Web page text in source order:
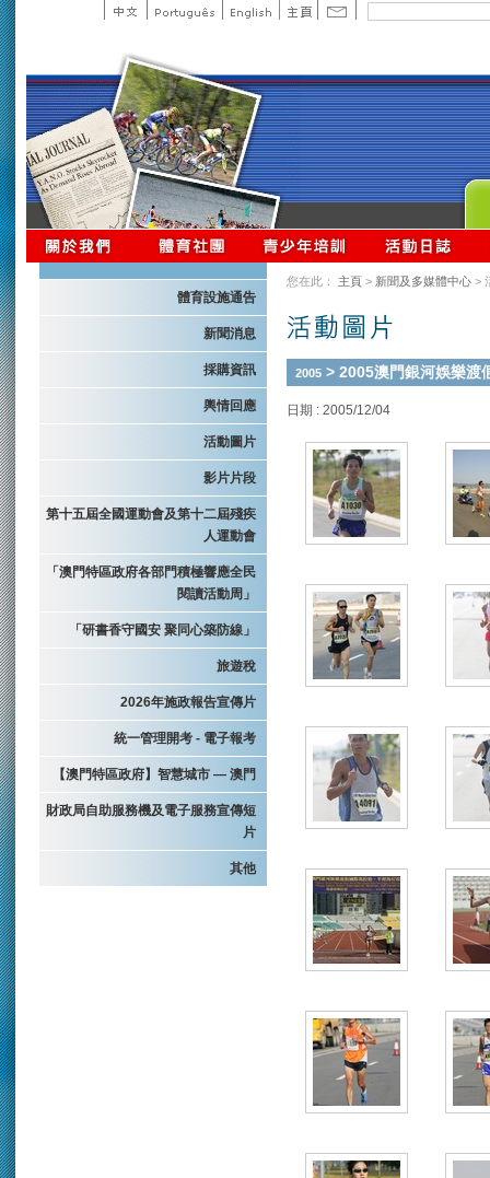
體育設施通告
新聞消息
採購資訊
輿情回應
活動圖片
影片片段
第十五屆全國運動會及第十二屆殘疾
人運動會
「澳門特區政府各部門積極響應全民
閱讀活動周」
「研書香守國安 聚同心築防線」
旅遊稅
2026年施政報告宣傳片
統一管理開考 - 電子報考
【澳門特區政府】智慧城市 — 澳門
財政局自助服務機及電子服務宣傳短
片
其他
您在此： 主頁 > 新聞及多媒體中心 >
2005 > 2005澳門銀河娛樂渡
日期 : 2005/12/04